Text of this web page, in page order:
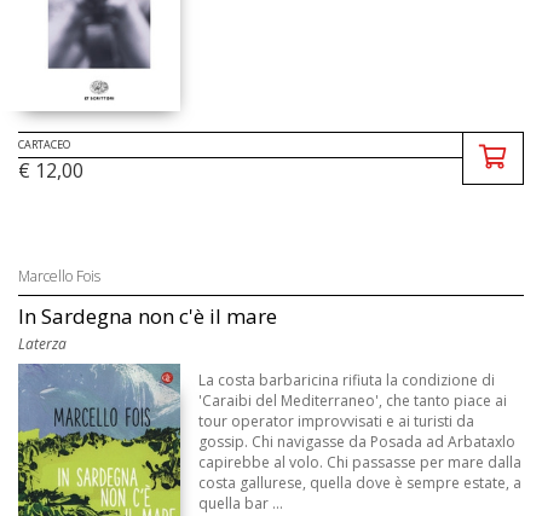
CARTACEO
€ 12,00
Marcello Fois
In Sardegna non c'è il mare
Laterza
La costa barbaricina rifiuta la condizione di
'Caraibi del Mediterraneo', che tanto piace ai
tour operator improvvisati e ai turisti da
gossip. Chi navigasse da Posada ad Arbataxlo
capirebbe al volo. Chi passasse per mare dalla
costa gallurese, quella dove è sempre estate, a
quella bar ...